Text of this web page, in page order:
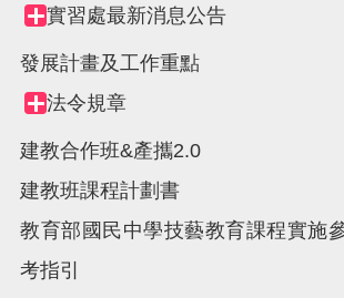
Collapse
node
Tree
view,
實習處最新消息公告
發展計畫及工作重點
Collapse
node
法令規章
建教合作班&產攜2.0
建教班課程計劃書
教育部國民中學技藝教育課程實施
考指引